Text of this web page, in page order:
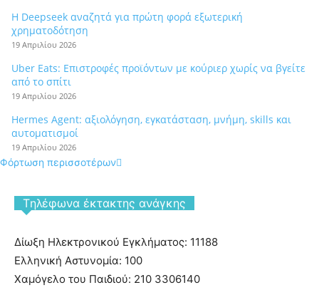
Η Deepseek αναζητά για πρώτη φορά εξωτερική
χρηματοδότηση
19 Απριλίου 2026
Uber Eats: Επιστροφές προϊόντων με κούριερ χωρίς να βγείτε
από το σπίτι
19 Απριλίου 2026
Hermes Agent: αξιολόγηση, εγκατάσταση, μνήμη, skills και
αυτοματισμοί
19 Απριλίου 2026
Φόρτωση περισσοτέρων
Tηλέφωνα έκτακτης ανάγκης
Δίωξη Ηλεκτρονικού Εγκλήματος: 11188
Ελληνική Αστυνομία: 100
Χαμόγελο του Παιδιού: 210 3306140